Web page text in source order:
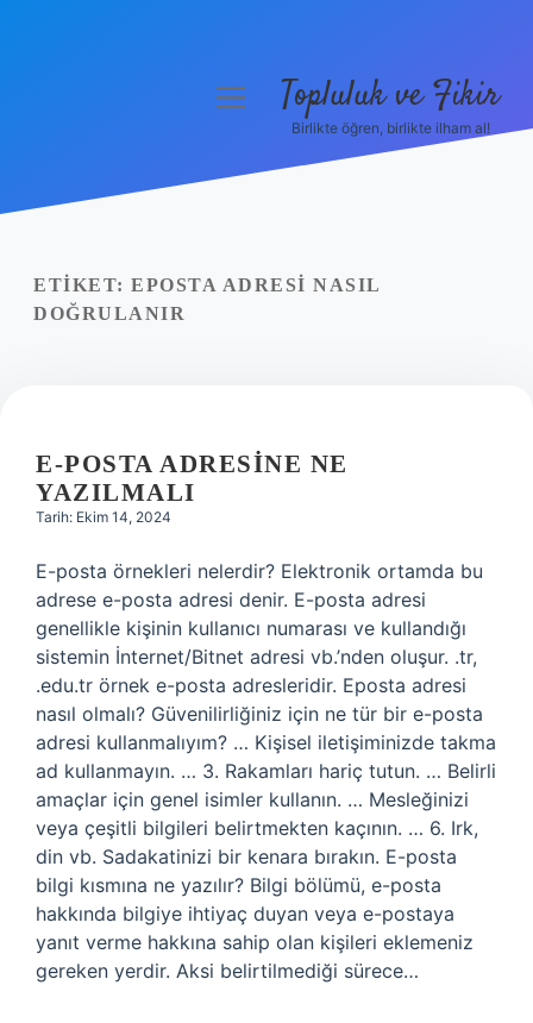
Yasal Uyarı
menüyüTopluluk ve Fikir
Birlikte öğren, birlikte ilham al!
ETIKET: EPOSTA ADRESI NASIL
DOĞRULANIR
E-POSTA ADRESINE NE
YAZILMALI
Tarih: Ekim 14, 2024
E-posta örnekleri nelerdir? Elektronik ortamda bu
adrese e-posta adresi denir. E-posta adresi
genellikle kişinin kullanıcı numarası ve kullandığı
sistemin İnternet/Bitnet adresi vb.’nden oluşur. .tr,
.edu.tr örnek e-posta adresleridir. Eposta adresi
nasıl olmalı? Güvenilirliğiniz için ne tür bir e-posta
adresi kullanmalıyım? … Kişisel iletişiminizde takma
ad kullanmayın. … 3. Rakamları hariç tutun. … Belirli
amaçlar için genel isimler kullanın. … Mesleğinizi
veya çeşitli bilgileri belirtmekten kaçının. … 6. Irk,
din vb. Sadakatinizi bir kenara bırakın. E-posta
bilgi kısmına ne yazılır? Bilgi bölümü, e-posta
hakkında bilgiye ihtiyaç duyan veya e-postaya
yanıt verme hakkına sahip olan kişileri eklemeniz
gereken yerdir. Aksi belirtilmediği sürece…